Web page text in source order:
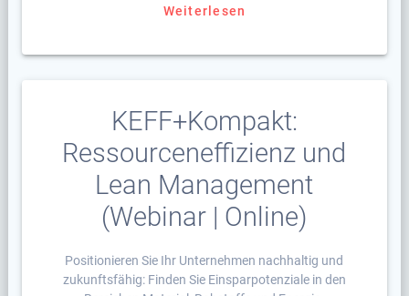
Weiterlesen
KEFF+Kompakt:
Ressourceneffizienz und
Lean Management
(Webinar | Online)
Positionieren Sie Ihr Unternehmen nachhaltig und
zukunftsfähig: Finden Sie Einsparpotenziale in den